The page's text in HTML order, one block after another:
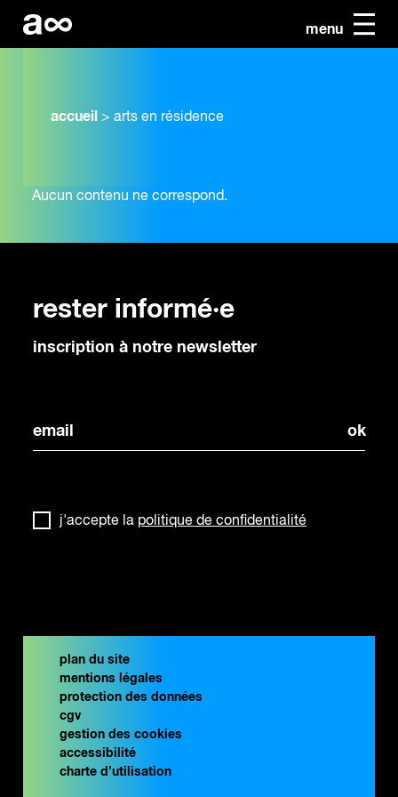
menu
accueil > arts en résidence
Aucun contenu ne correspond.
rester informé·e
inscription à notre newsletter
j'accepte la politique de confidentialité
plan du site
mentions légales
protection des données
cgv
gestion des cookies
accessibilité
charte d’utilisation